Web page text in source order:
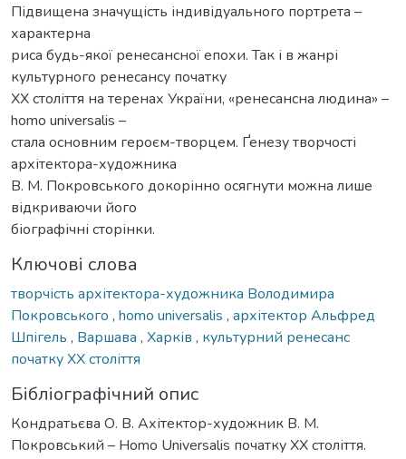
Підвищена значущість індивідуального портрета –
характерна
риса будь-якої ренесансної епохи. Так і в жанрі
культурного ренесансу початку
ХХ століття на теренах України, «ренесансна людина» –
homo universalis –
стала основним героєм-творцем. Ґенезу творчості
архітектора-художника
В. М. Покровського докорінно осягнути можна лише
відкриваючи його
біографічні сторінки.
Ключові слова
творчість архітектора-художника Володимира
Покровського , homo universalis , архітектор Альфред
Шпігель , Варшава , Харків , культурний ренесанс
початку ХХ століття
Бібліографічний опис
Кондратьєва О. В. Ахітектор-художник В. М.
Покровський – Homo Universalis початку ХХ століття.